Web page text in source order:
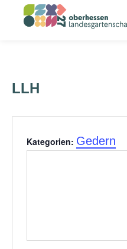
LLH
Kategorien: Gedern